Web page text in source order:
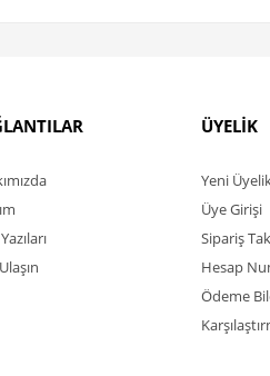
ÜYELİK
Yeni
Üye Girişi
Sipariş
Hesap
Ödeme